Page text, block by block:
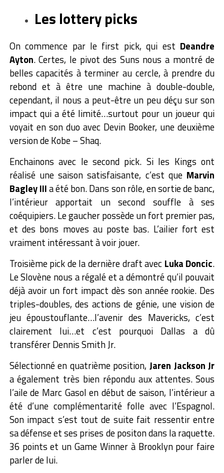
Les lottery picks
On commence par le first pick, qui est Deandre
Ayton. Certes, le pivot des Suns nous a montré de
belles capacités à terminer au cercle, à prendre du
rebond et à être une machine à double-double,
cependant, il nous a peut-être un peu déçu sur son
impact qui a été limité…surtout pour un joueur qui
voyait en son duo avec Devin Booker, une deuxième
version de Kobe – Shaq.
Enchainons avec le second pick. Si les Kings ont
réalisé une saison satisfaisante, c’est que Marvin
Bagley IIIa été bon. Dans son rôle, en sortie de banc,
l’intérieur apportait un second souffle à ses
coéquipiers. Le gaucher possède un fort premier pas,
et des bons moves au poste bas. L’ailier fort est
vraiment intéressant à voir jouer.
Troisième pick de la dernière draft avec Luka Doncic.
Le Slovène nous a régalé et a démontré qu’il pouvait
déjà avoir un fort impact dès son année rookie. Des
triples-doubles, des actions de génie, une vision de
jeu époustouflante…l’avenir des Mavericks, c’est
clairement lui…et c’est pourquoi Dallas a dû
transférer Dennis Smith Jr.
Sélectionné en quatrième position,Jaren Jackson Jr
a également très bien répondu aux attentes. Sous
l’aile de Marc Gasol en début de saison, l’intérieur a
été d’une complémentarité folle avec l’Espagnol.
Son impact s’est tout de suite fait ressentir entre
sa défense et ses prises de positon dans la raquette.
36 points et un Game Winner à Brooklyn pour faire
parler de lui.